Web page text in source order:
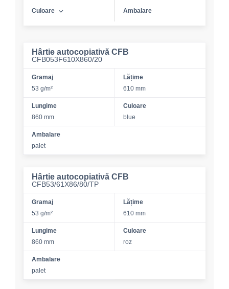
Culoare Ambalare
Hârtie autocopiativă CFB
CFB053F610X860/20
Gramaj
53 g/m²
Lățime
610 mm
Lungime
860 mm
Culoare
blue
Ambalare
palet
Hârtie autocopiativă CFB
CFB53/61X86/80/TP
Gramaj
53 g/m²
Lățime
610 mm
Lungime
860 mm
Culoare
roz
Ambalare
palet